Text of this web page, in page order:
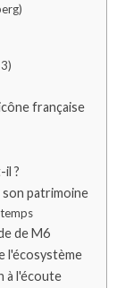
française
il ?
patrimoine
de M6
l'écosystème
à l'écoute